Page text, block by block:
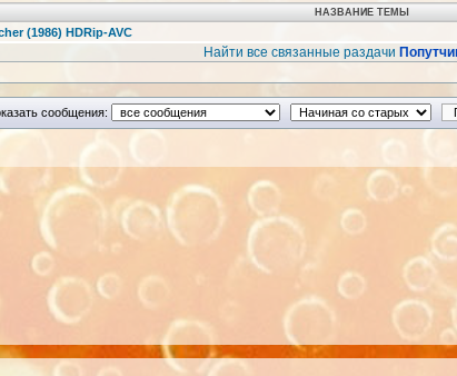
НАЗВАНИЕ ТЕМЫ
(1986) HDRip-AVC
Найти все связанные раздачи
сообщения: